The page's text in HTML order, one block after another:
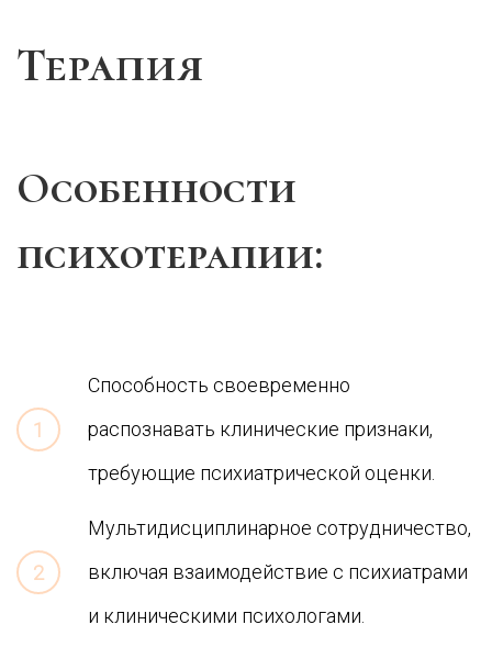
Терапия
Особенности
психотерапии:
Способность своевременно
распознавать клинические признаки,
требующие психиатрической оценки.
Мультидисциплинарное сотрудничество,
включая взаимодействие с психиатрами
и клиническими психологами.